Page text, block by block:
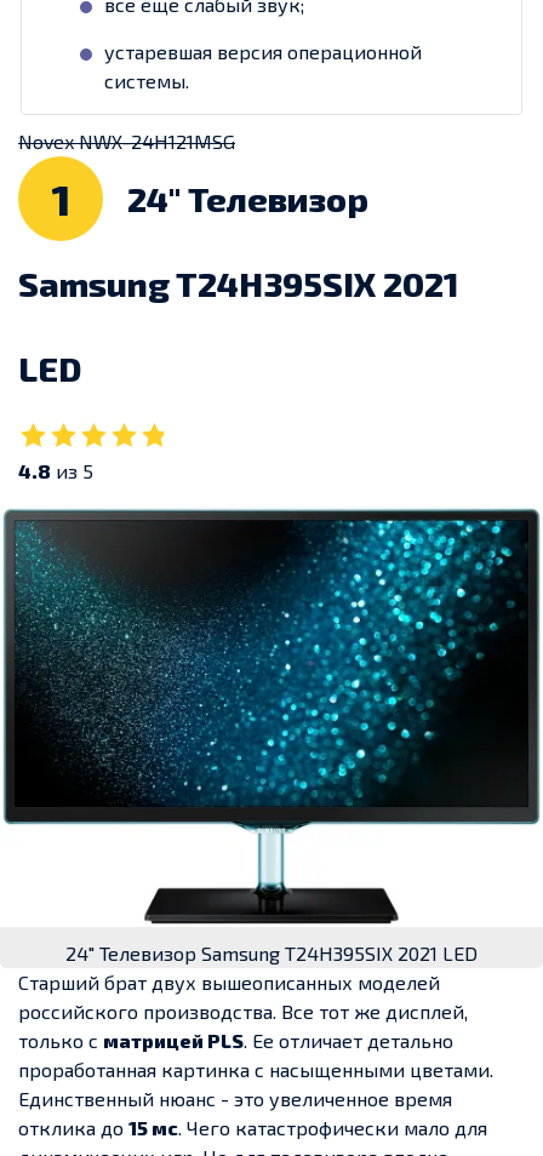
устаревшая версия операционной
системы.
Novex NWX-24H121MSG
1 24" Телевизор
Samsung T24H395SIX 2021
LED
4.8 из 5
24" Телевизор Samsung T24H395SIX 2021 LED
Старший брат двух вышеописанных моделей
российского производства. Все тот же дисплей,
только с матрицей PLS . Ее отличает детально
проработанная картинка с насыщенными цветами.
Единственный нюанс - это увеличенное время
отклика до 15 мс . Чего катастрофически мало для